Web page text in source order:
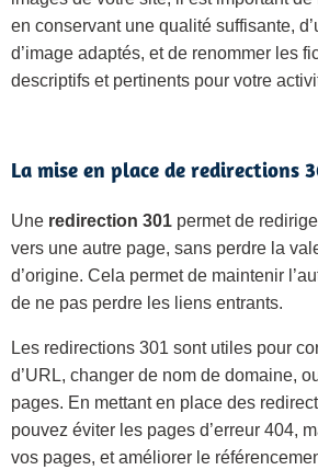
en conservant une qualité suffisante,
d’image adaptés, et de renommer les
descriptifs et pertinents pour votre
La mise en place de redirections
Une redirection 301 permet de
vers une autre page, sans perdre la
d’origine. Cela permet de maintenir
de ne pas perdre les liens entrants.
Les redirections 301 sont utiles pour
d’URL, changer de nom de domaine,
pages. En mettant en place des
pouvez éviter les pages d’erreur 404,
vos pages, et améliorer le